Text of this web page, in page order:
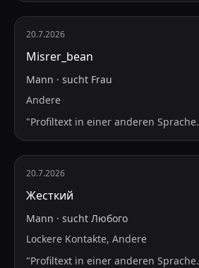
20.7.2026
Misrer_bean
Mann · sucht Frau
Andere
"Profiltext in einer anderen Sprache.
20.7.2026
Жесткий
Mann · sucht Любого
Lockere Kontakte, Andere
"Profiltext in einer anderen Sprache.